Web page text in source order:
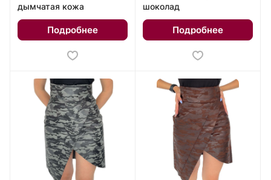
дымчатая кожа
Подробнее
шоколад
Подробнее